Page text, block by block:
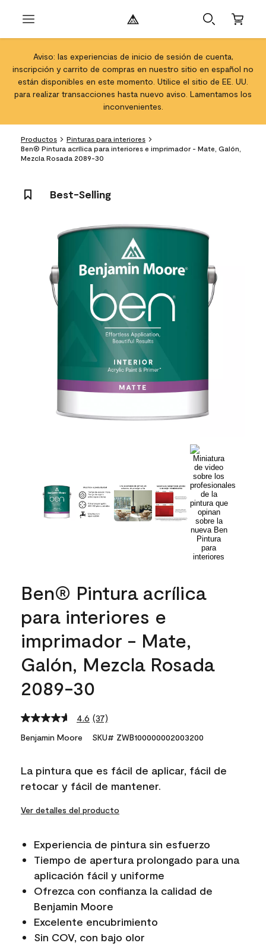
Aviso: las experiencias de inicio de sesión de cuenta,
inscripción y carrito de compras en nuestro sitio en español no
están disponibles en este momento. Utilice el sitio de EE. UU.
para realizar transacciones hasta nuevo aviso. Lamentamos los
inconvenientes.
Productos
Pinturas para interiores
Ben® Pintura acrílica para interiores e imprimador - Mate, Galón,
Mezcla Rosada 2089-30
Best-Selling
Ben® Pintura acrílica
para interiores e
imprimador - Mate,
Galón, Mezcla Rosada
2089-30
4.6 Read
37
Reviews.
link.
(37)
Benjamin Moore SKU# ZWB100000002003200
La pintura que es fácil de aplicar, fácil de
retocar y fácil de mantener.
Ver detalles del producto
Experiencia de pintura sin esfuerzo
Tiempo de apertura prolongado para una
aplicación fácil y uniforme
Ofrezca con confianza la calidad de
Benjamin Moore
Excelente encubrimiento
Sin COV, con bajo olor